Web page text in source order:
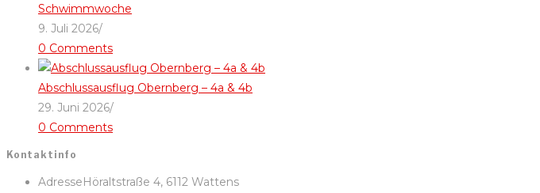
Schwimmwoche
9. Juli 2026/
0 Comments
Abschlussausflug Obernberg – 4a & 4b
29. Juni 2026/
0 Comments
Kontaktinfo
AdresseHöraltstraße 4, 6112 Wattens